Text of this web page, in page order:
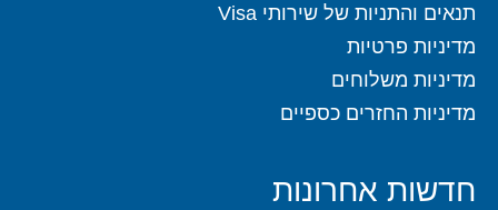
תנאים והתניות של שירותי Visa
מדיניות פרטיות
מדיניות משלוחים
מדיניות החזרים כספיים
חדשות אחרונות